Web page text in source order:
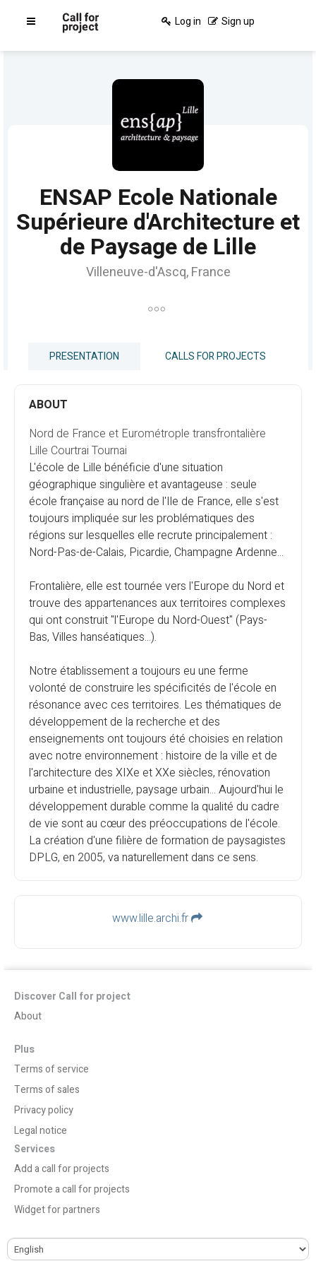
Log in Sign up
ENSAP Ecole Nationale
Supérieure d'Architecture et
de Paysage de Lille
Villeneuve-d'Ascq, France
PRESENTATION CALLS FOR PROJECTS
ABOUT
Nord de France et Eurométrople transfrontalière
Lille Courtrai Tournai
L'école de Lille bénéficie d'une situation
géographique singulière et avantageuse : seule
école française au nord de l'Ile de France, elle s'est
toujours impliquée sur les problématiques des
régions sur lesquelles elle recrute principalement :
Nord-Pas-de-Calais, Picardie, Champagne Ardenne...
Frontalière, elle est tournée vers l'Europe du Nord et
trouve des appartenances aux territoires complexes
qui ont construit "l'Europe du Nord-Ouest" (Pays-
Bas, Villes hanséatiques...).
Notre établissement a toujours eu une ferme
volonté de construire les spécificités de l'école en
résonance avec ces territoires. Les thématiques de
développement de la recherche et des
enseignements ont toujours été choisies en relation
avec notre environnement : histoire de la ville et de
l'architecture des XIXe et XXe siècles, rénovation
urbaine et industrielle, paysage urbain... Aujourd'hui le
développement durable comme la qualité du cadre
de vie sont au cœur des préoccupations de l'école.
La création d'une filière de formation de paysagistes
DPLG, en 2005, va naturellement dans ce sens.
www.lille.archi.fr
Discover Call for project
About
Plus
Terms of service
Terms of sales
Privacy policy
Legal notice
Services
Add a call for projects
Promote a call for projects
Widget for partners